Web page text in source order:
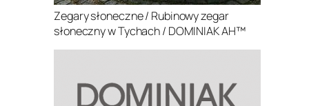
Zegary słoneczne / Rubinowy zegar
słoneczny w Tychach / DOMINIAK AH™